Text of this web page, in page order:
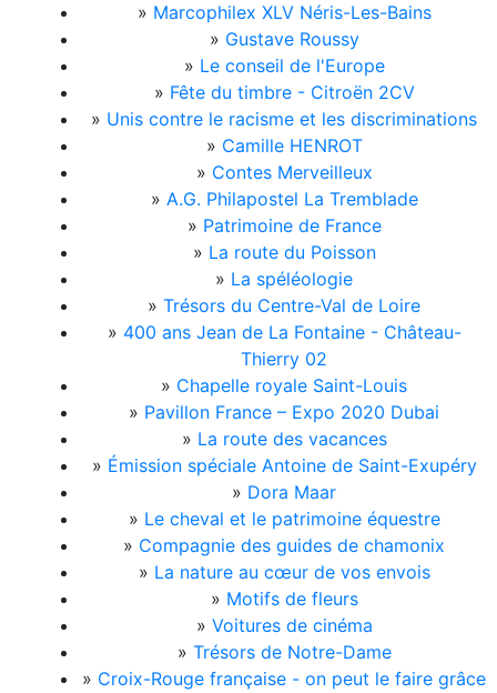
» Marcophilex XLV Néris-Les-Bains
» Gustave Roussy
» Le conseil de l'Europe
» Fête du timbre - Citroën 2CV
» Unis contre le racisme et les discriminations
» Camille HENROT
» Contes Merveilleux
» A.G. Philapostel La Tremblade
» Patrimoine de France
» La route du Poisson
» La spéléologie
» Trésors du Centre-Val de Loire
» 400 ans Jean de La Fontaine - Château-
Thierry 02
» Chapelle royale Saint-Louis
» Pavillon France – Expo 2020 Dubai
» La route des vacances
» Émission spéciale Antoine de Saint-Exupéry
» Dora Maar
» Le cheval et le patrimoine équestre
» Compagnie des guides de chamonix
» La nature au cœur de vos envois
» Motifs de fleurs
» Voitures de cinéma
» Trésors de Notre-Dame
» Croix-Rouge française - on peut le faire grâce